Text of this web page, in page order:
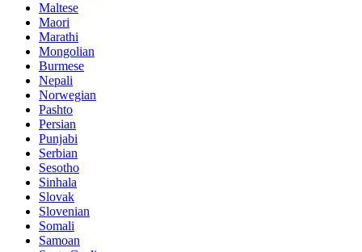
Maltese
Maori
Marathi
Mongolian
Burmese
Nepali
Norwegian
Pashto
Persian
Punjabi
Serbian
Sesotho
Sinhala
Slovak
Slovenian
Somali
Samoan